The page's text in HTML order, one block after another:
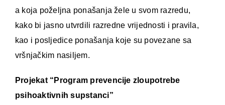
a koja poželjna ponašanja žele u svom razredu,
kako bi jasno utvrdili razredne vrijednosti i pravila,
kao i posljedice ponašanja koje su povezane sa
vršnjačkim nasiljem.
Projekat “Program prevencije zloupotrebe
psihoaktivnih supstanci”